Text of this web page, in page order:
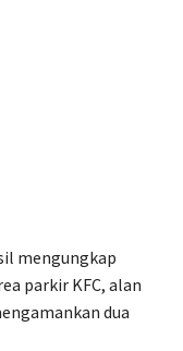
mengungkap
parkir KFC, alan
dua